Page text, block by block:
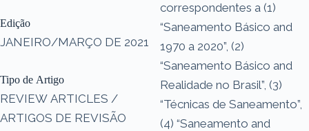
Edição
JANEIRO/MARÇO DE 2021
Tipo de Artigo
REVIEW ARTICLES /
ARTIGOS DE REVISÃO
correspondentes a (1)
“Saneamento Básico and
1970 a 2020”, (2)
“Saneamento Básico and
Realidade no Brasil”, (3)
“Técnicas de Saneamento”,
(4) “Saneamento and